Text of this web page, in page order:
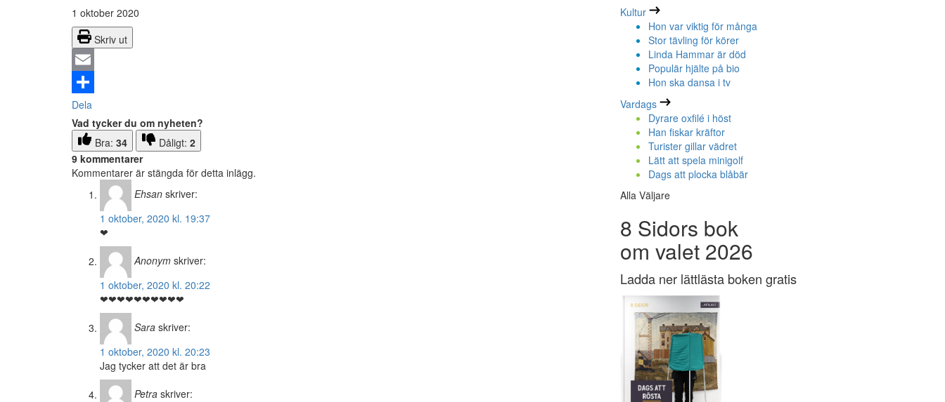
1 oktober 2020
Skriv ut
Email
Dela
Vad tycker du om nyheten?
Bra: 34 Dåligt: 2
9 kommentarer
Kommentarer är stängda för detta inlägg.
Ehsan skriver:
1 oktober, 2020 kl. 19:37
❤
Anonym skriver:
1 oktober, 2020 kl. 20:22
❤❤❤❤❤❤❤❤❤❤
Sara skriver:
1 oktober, 2020 kl. 20:23
Jag tycker att det är bra
Petra skriver:
Kultur
Hon var viktig för många
Stor tävling för körer
Linda Hammar är död
Populär hjälte på bio
Hon ska dansa i tv
Vardags
Dyrare oxfilé i höst
Han fiskar kräftor
Turister gillar vädret
Lätt att spela minigolf
Dags att plocka blåbär
Alla Väljare
8 Sidors bok
om valet 2026
Ladda ner lättlästa boken gratis